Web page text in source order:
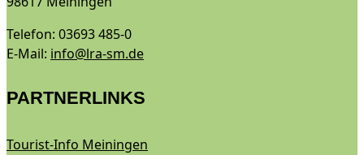
Telefon: 03693 485-0
E-Mail: info@lra-sm.de
PARTNERLINKS
Tourist-Info Meiningen